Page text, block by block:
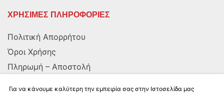
ΧΡΗΣΙΜΕΣ ΠΛΗΡΟΦΟΡΙΕΣ
Πολιτική Απορρήτου
Όροι Χρήσης
Πληρωμή – Αποστολή
Για να κάνουμε καλύτερη την εμπειρία σας στην Ιστοσελίδα μας